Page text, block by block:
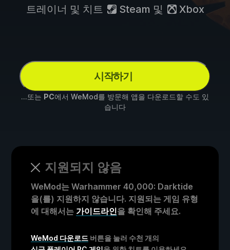
트레이너 및 치트 Steam 및 Xbox
시작하기
...또는 PC에서 WeMod를 방문해 앱을 다운로드할 수도 있
습니다
지원되지 않음
WeMod는 Warhammer 40,000: Darktide
을(를) 지원하지 않습니다. 지원되는 게임 유형
에 대해서는 가이드라인을 확인해 주세요.
WeMod 다운로드 버튼을 눌러 수천 개의